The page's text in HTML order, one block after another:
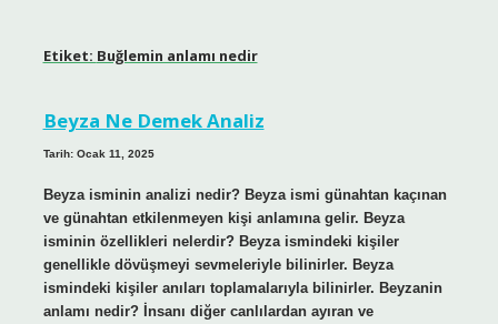
Etiket: Buğlemin anlamı nedir
Beyza Ne Demek Analiz
Tarih: Ocak 11, 2025
Beyza isminin analizi nedir? Beyza ismi günahtan kaçınan
ve günahtan etkilenmeyen kişi anlamına gelir. Beyza
isminin özellikleri nelerdir? Beyza ismindeki kişiler
genellikle dövüşmeyi sevmeleriyle bilinirler. Beyza
ismindeki kişiler anıları toplamalarıyla bilinirler. Beyzanin
anlamı nedir? İnsanı diğer canlılardan ayıran ve